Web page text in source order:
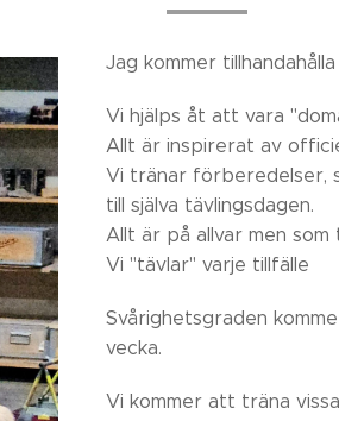
Jag kommer
Vi hjälps åt att vara
Allt är inspirerat av
Vi tränar förberedelser,
till själva tävlingsdagen.
Allt är på allvar men
Vi "tävlar" varje tillfälle
Svårighetsgraden
vecka.
Vi kommer att träna